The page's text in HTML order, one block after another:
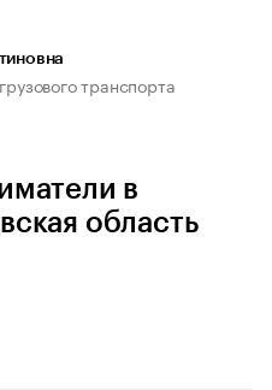
транспорта
в
область